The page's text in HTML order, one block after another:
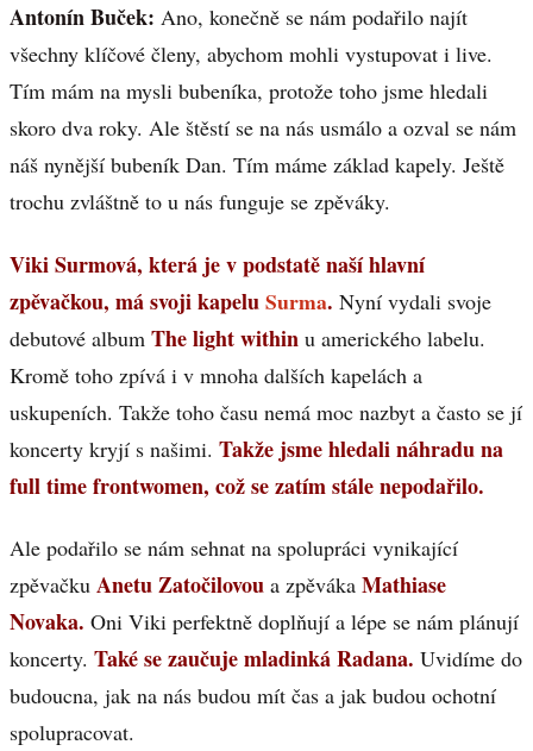
Antonín Buček: Ano, konečně se nám podařilo najít
všechny klíčové členy, abychom mohli vystupovat i live.
Tím mám na mysli bubeníka, protože toho jsme hledali
skoro dva roky. Ale štěstí se na nás usmálo a ozval se nám
náš nynější bubeník Dan. Tím máme základ kapely. Ještě
trochu zvláštně to u nás funguje se zpěváky.
Viki Surmová, která je v podstatě naší hlavní
zpěvačkou, má svoji kapeluSurma. Nyní vydali svoje
debutové album The light within u amerického labelu.
Kromě toho zpívá i v mnoha dalších kapelách a
uskupeních. Takže toho času nemá moc nazbyt a často se jí
koncerty kryjí s našimi. Takže jsme hledali náhradu na
full time frontwomen, což se zatím stále nepodařilo.
Ale podařilo se nám sehnat na spolupráci vynikající
zpěvačku Anetu Zatočilovou a zpěváka Mathiase
Novaka. Oni Viki perfektně doplňují a lépe se nám plánují
koncerty. Také se zaučuje mladinká Radana. Uvidíme do
budoucna, jak na nás budou mít čas a jak budou ochotní
spolupracovat.